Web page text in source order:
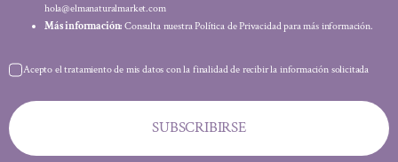
hola@elmanaturalmarket.com
Más información: Consulta nuestra Política de Privacidad para más información.
Acepto el tratamiento de mis datos con la finalidad de recibir la información solicitada
SUBSCRIBIRSE